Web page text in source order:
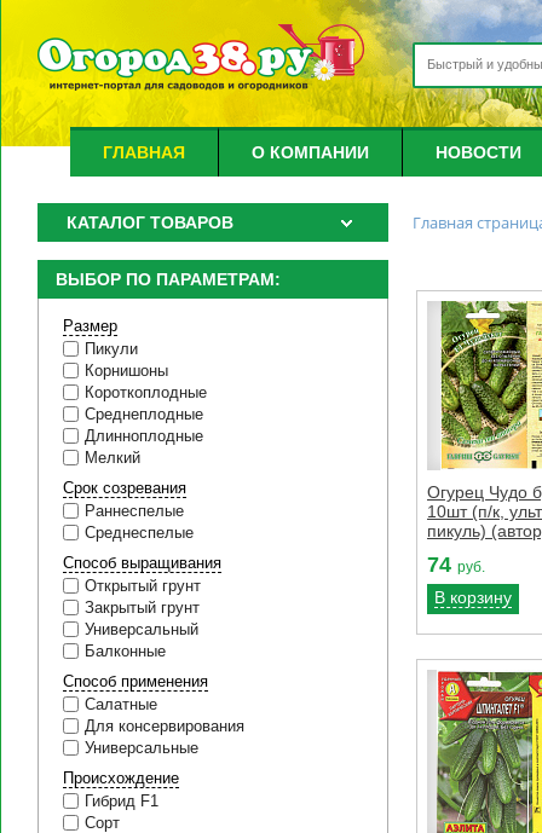
ГЛАВНАЯ О КОМПАНИИ НОВОСТИ
КАТАЛОГ ТОВАРОВ
ВЫБОР ПО ПАРАМЕТРАМ:
Размер
Пикули
Корнишоны
Короткоплодные
Среднеплодные
Длинноплодные
Мелкий
Срок созревания
Раннеспелые
Среднеспелые
Способ выращивания
Открытый грунт
Закрытый грунт
Универсальный
Балконные
Способ применения
Салатные
Для консервирования
Универсальные
Происхождение
Гибрид F1
Сорт
Главная
Огурец Чудо
10шт (п/к,
пикуль)
74 руб.
В корзину